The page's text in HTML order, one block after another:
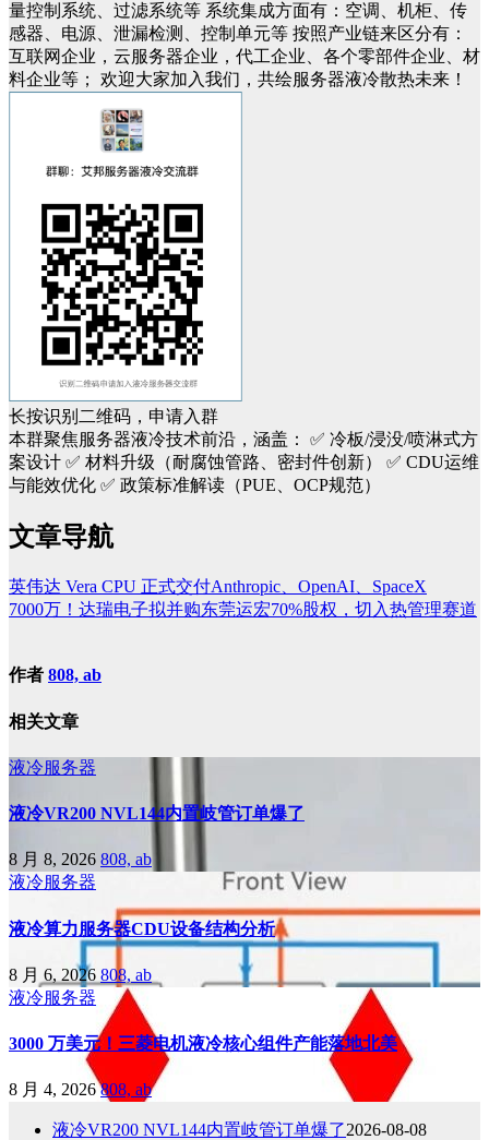
量控制系统、过滤系统等 系统集成方面有：空调、机柜、传
感器、电源、泄漏检测、控制单元等 按照产业链来区分有：
互联网企业，云服务器企业，代工企业、各个零部件企业、材
料企业等；
欢迎大家加入我们，共绘服务器液冷散热未来！
长按识别二维码，申请入群
本群聚焦服务器液冷技术前沿，涵盖：
✅ 冷板/浸没/喷淋式方
案设计 ✅ 材料升级（耐腐蚀管路、密封件创新）
✅ CDU运维
与能效优化 ✅ 政策标准解读（PUE、OCP规范）
文章导航
英伟达 Vera CPU 正式交付Anthropic、OpenAI、SpaceX
7000万！达瑞电子拟并购东莞运宏70%股权，切入热管理赛道
作者 808, ab
相关文章
液冷服务器
液冷VR200 NVL144内置岐管订单爆了
8 月 8, 2026 808, ab
液冷服务器
液冷算力服务器CDU设备结构分析
8 月 6, 2026 808, ab
液冷服务器
3000 万美元！三菱电机液冷核心组件产能落地北美
8 月 4, 2026808, ab
液冷VR200 NVL144内置岐管订单爆了2026-08-08